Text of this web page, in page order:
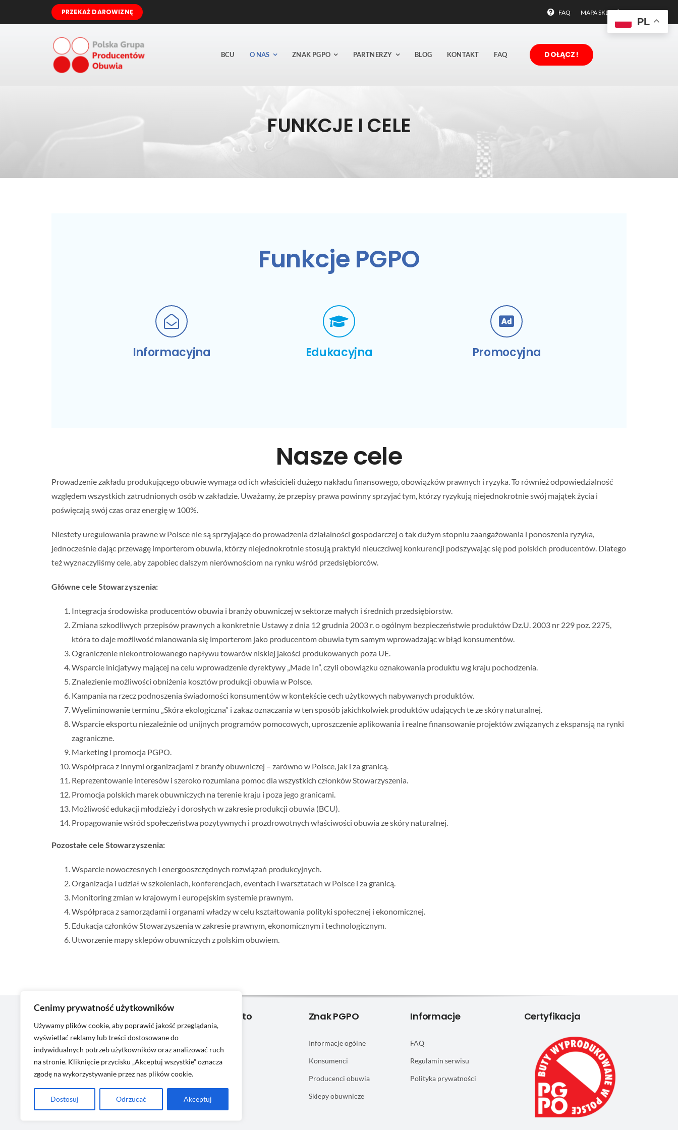
Cenimy prywatność użytkowników
Używamy plików cookie, aby poprawić jakość przeglądania,
wyświetlać reklamy lub treści dostosowane do
indywidualnych potrzeb użytkowników oraz analizować ruch
na stronie. Kliknięcie przycisku „Akceptuj wszystkie” oznacza
zgodę na wykorzystywanie przez nas plików cookie.
Dostosuj Odrzucać Akceptuj
PRZEKAŻ DAROWIZNĘ FAQ MAPA SKLEPÓW
BCU O NAS ZNAK PGPO PARTNERZY BLOG KONTAKT FAQ DOŁĄCZ!
FUNKCJE I CELE
Funkcje PGPO
Informacyjna Edukacyjna Promocyjna
Nasze cele
Prowadzenie zakładu produkującego obuwie wymaga od ich właścicieli dużego nakładu finansowego, obowiązków prawnych i ryzyka. To również odpowiedzialność
względem wszystkich zatrudnionych osób w zakładzie. Uważamy, że przepisy prawa powinny sprzyjać tym, którzy ryzykują niejednokrotnie swój majątek życia i
poświęcają swój czas oraz energię w 100%.
Niestety uregulowania prawne w Polsce nie są sprzyjające do prowadzenia działalności gospodarczej o tak dużym stopniu zaangażowania i ponoszenia ryzyka,
jednocześnie dając przewagę importerom obuwia, którzy niejednokrotnie stosują praktyki nieuczciwej konkurencji podszywając się pod polskich producentów. Dlatego
też wyznaczyliśmy cele, aby zapobiec dalszym nierównościom na rynku wśród przedsiębiorców.
Główne cele Stowarzyszenia:
Integracja środowiska producentów obuwia i branży obuwniczej w sektorze małych i średnich przedsiębiorstw.
Zmiana szkodliwych przepisów prawnych a konkretnie Ustawy z dnia 12 grudnia 2003 r. o ogólnym bezpieczeństwie produktów Dz.U. 2003 nr 229 poz. 2275,
która to daje możliwość mianowania się importerom jako producentom obuwia tym samym wprowadzając w błąd konsumentów.
Ograniczenie niekontrolowanego napływu towarów niskiej jakości produkowanych poza UE.
Wsparcie inicjatywy mającej na celu wprowadzenie dyrektywy „Made In”, czyli obowiązku oznakowania produktu wg kraju pochodzenia.
Znalezienie możliwości obniżenia kosztów produkcji obuwia w Polsce.
Kampania na rzecz podnoszenia świadomości konsumentów w kontekście cech użytkowych nabywanych produktów.
Wyeliminowanie terminu „Skóra ekologiczna” i zakaz oznaczania w ten sposób jakichkolwiek produktów udających te ze skóry naturalnej.
Wsparcie eksportu niezależnie od unijnych programów pomocowych, uproszczenie aplikowania i realne finansowanie projektów związanych z ekspansją na rynki
zagraniczne.
Marketing i promocja PGPO.
Współpraca z innymi organizacjami z branży obuwniczej – zarówno w Polsce, jak i za granicą.
Reprezentowanie interesów i szeroko rozumiana pomoc dla wszystkich członków Stowarzyszenia.
Promocja polskich marek obuwniczych na terenie kraju i poza jego granicami.
Możliwość edukacji młodzieży i dorosłych w zakresie produkcji obuwia (BCU).
Propagowanie wśród społeczeństwa pozytywnych i prozdrowotnych właściwości obuwia ze skóry naturalnej.
Pozostałe cele Stowarzyszenia:
Wsparcie nowoczesnych i energooszczędnych rozwiązań produkcyjnych.
Organizacja i udział w szkoleniach, konferencjach, eventach i warsztatach w Polsce i za granicą.
Monitoring zmian w krajowym i europejskim systemie prawnym.
Współpraca z samorządami i organami władzy w celu kształtowania polityki społecznej i ekonomicznej.
Edukacja członków Stowarzyszenia w zakresie prawnym, ekonomicznym i technologicznym.
Utworzenie mapy sklepów obuwniczych z polskim obuwiem.
+48 511 136 136
biuro@pgpo.pl
Moje Konto
Moje konto
Znak PGPO
Informacje ogólne
Konsumenci
Producenci obuwia
Sklepy obuwnicze
Informacje
FAQ
Regulamin serwisu
Polityka prywatności
Certyfikacja
PL